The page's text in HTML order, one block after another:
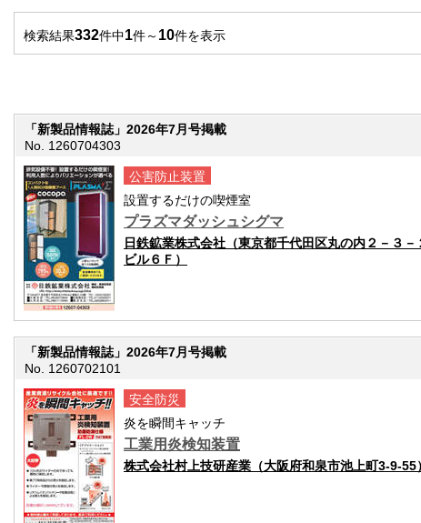
検索結果332件中1件～ 10件を表示
「新製品情報誌」2026年7月号掲載
No. 1260704303
公害防止装置
設置するだけの喫煙室
プラズマダッシュシグマ
日鉄鉱業株式会社（東京都千代田区丸の内２－３
ビル６Ｆ）
「新製品情報誌」2026年7月号掲載
No. 1260702101
安全防災
炎を瞬間キャッチ
工業用炎検知装置
株式会社村上技研産業（大阪府和泉市池上町3-9-55）